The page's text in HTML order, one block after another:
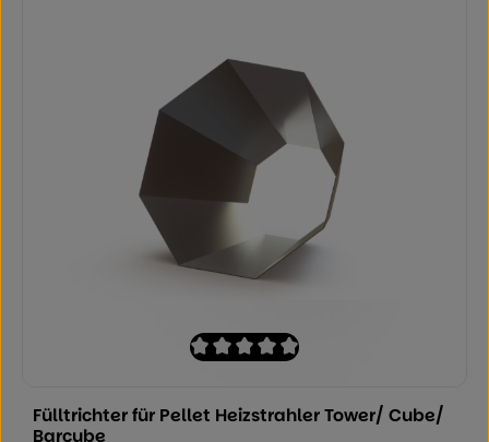
Fülltrichter für Pellet Heizstrahler Tower/ Cube/
Barcube